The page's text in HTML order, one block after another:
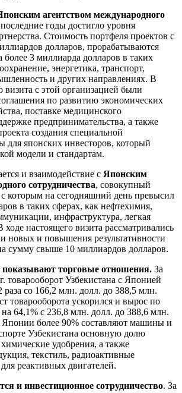
агентством международного
последние годы достигло уровня
Стоимость портфеля проектов с
долларов, прорабатываются
3 миллиарда долларов в таких
энергетика, транспорт,
и других направлениях. В
с этой организацией были
по развитию экономических
поставке медицинского
предпринимательства, а также
создания специальной
для японских инвесторов, который
модели и стандартам.
и взаимодействие с Японским
сотрудничества, совокупный
которым на сегодняшний день превысил
в таких сферах, как нефтехимия,
инфраструктура, легкая
настоящего визита рассматривались
новых и повышения результативности
сумму свыше 10 миллиардов долларов.
торговые отношения. За
товарооборот Узбекистана с Японией
раза со 166,2 млн. долл. до 388,5 млн.
товарооборота ускорился и вырос по
64,1% с 236,8 млн. долл. до 388,6 млн.
более 90% составляют машины и
Узбекистана основную долю
удобрения, а также
текстиль, радиоактивные
реактивных двигателей.
и инвестиционное сотрудничество. За